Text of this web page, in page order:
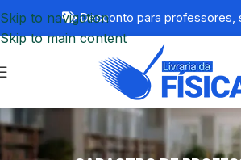
Skip to navigation
Skip to main content
Desconto para professores,